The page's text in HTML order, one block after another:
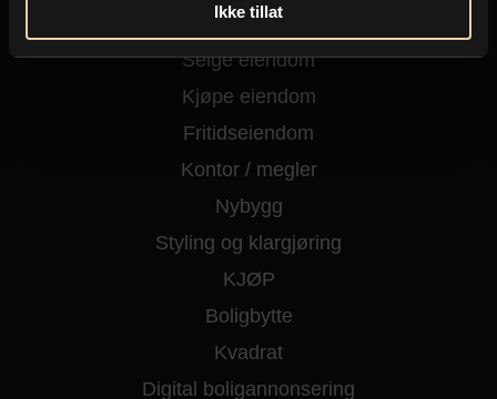
Ikke tillat
Selge eiendom
Kjøpe eiendom
Fritidseiendom
Kontor / megler
Nybygg
Styling og klargjøring
KJØP
Boligbytte
Kvadrat
Digital boligannonsering